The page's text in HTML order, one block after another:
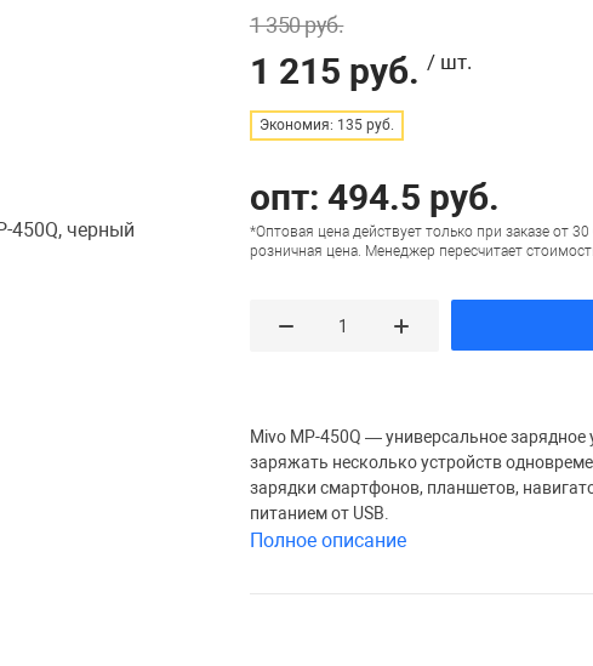
1 350 руб.
1 215 руб. / шт.
Экономия: 135 руб.
опт: 494.5 руб.
*Оптовая цена действует только при заказе от
розничная цена. Менеджер пересчитает
Mivo MP-450Q — универсальное
заряжать несколько устройств
зарядки смартфонов, планшетов,
питанием от USB.
Полное описание